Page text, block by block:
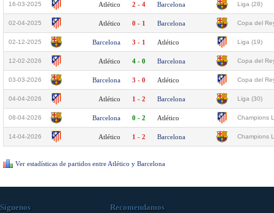
16-03-2025 Atlético 2 - 4 Barcelona Liga (28)
02-04-2025 Atlético 0 - 1 Barcelona Copa del
02-12-2025 Barcelona 3 - 1 Atlético Liga (19)
12-02-2026 Atlético 4 - 0 Barcelona Copa del
03-03-2026 Barcelona 3 - 0 Atlético Copa del
04-04-2026 Atlético 1 - 2 Barcelona Liga (30)
08-04-2026 Barcelona 0 - 2 Atlético Champions
14-04-2026 Atlético 1 - 2 Barcelona Champions
Ver estadísticas de partidos entre Atlético y Barcelona
Síguenos Recomendamos